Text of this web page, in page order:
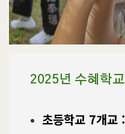
2025년 수혜학교
초등학교 7개교 :